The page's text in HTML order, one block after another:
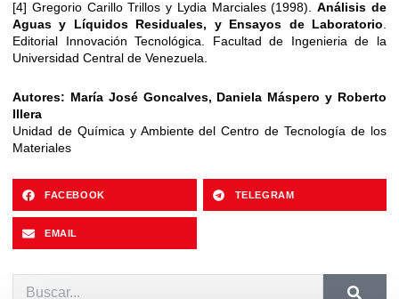
[4] Gregorio Carillo Trillos y Lydia Marciales (1998).Análisis de
Aguas y Líquidos Residuales, y Ensayos de Laboratorio.
Editorial Innovación Tecnológica. Facultad de Ingenieria de la
Universidad Central de Venezuela.
Autores: María José Goncalves, Daniela Máspero y Roberto
Illera
Unidad de Química y Ambiente del Centro de Tecnología de los
Materiales
FACEBOOK TELEGRAM
EMAIL